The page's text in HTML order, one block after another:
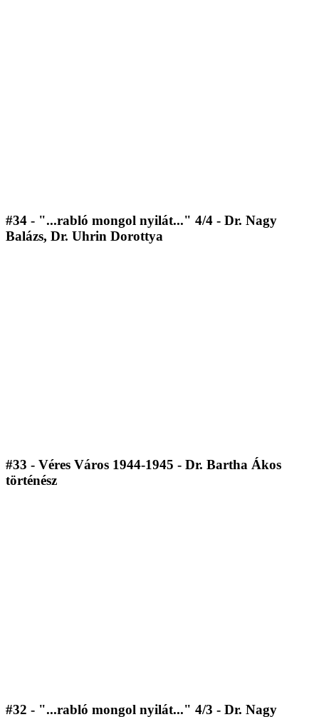
#34 - "...rabló mongol nyilát..." 4/4 - Dr. Nagy
Balázs, Dr. Uhrin Dorottya
#33 - Véres Város 1944-1945 - Dr. Bartha Ákos
történész
#32 - "...rabló mongol nyilát..." 4/3 - Dr. Nagy